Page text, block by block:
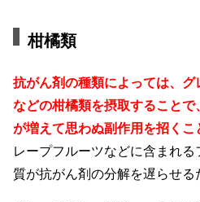
柑橘類
抗がん剤の種類によっては、
などの柑橘類を摂取すること
が増えて思わぬ副作用を招くこ
レープフルーツなどに含まれ
質が抗がん剤の分解を遅らせる